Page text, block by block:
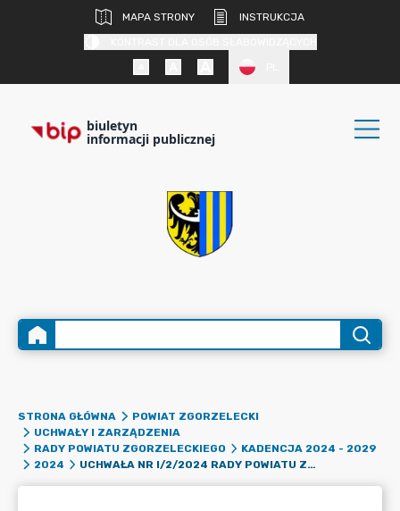
MAPA STRONY
INSTRUKCJA
biuletyn
informacji publicznej
STRONA GŁÓWNA
POWIAT ZGORZELECKI
UCHWAŁY I ZARZĄDZENIA
RADY POWIATU ZGORZELECKIEGO
KADENCJA 2024 - 2029
2024
UCHWAŁA NR I/2/2024 RADY POWIATU ZGORZELECKIEGO Z DNIA 7 MAJA 2024 R. W SPRAWIE WYBORU WICEPRZEWODNICZĄCYCH RADY POWIATU ZGORZELECKIEGO.